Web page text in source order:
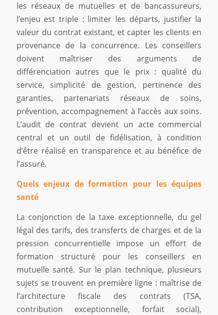
les réseaux de mutuelles et de bancassureurs,
l’enjeu est triple : limiter les départs, justifier la
valeur du contrat existant, et capter les clients en
provenance de la concurrence. Les conseillers
doivent maîtriser des arguments de
différenciation autres que le prix : qualité du
service, simplicité de gestion, pertinence des
garanties, partenariats réseaux de soins,
prévention, accompagnement à l’accès aux soins.
L’audit de contrat devient un acte commercial
central et un outil de fidélisation, à condition
d’être réalisé en transparence et au bénéfice de
l’assuré.
Quels enjeux de formation pour les équipes
santé
La conjonction de la taxe exceptionnelle, du gel
légal des tarifs, des transferts de charges et de la
pression concurrentielle impose un effort de
formation structuré pour les conseillers en
mutuelle santé. Sur le plan technique, plusieurs
sujets se trouvent en première ligne : maîtrise de
l’architecture fiscale des contrats (TSA,
contribution exceptionnelle, forfait social),